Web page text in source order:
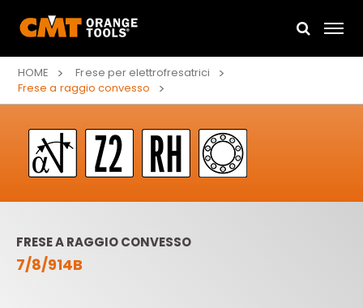
HOME
Frese per elettrofresatrici
Frese a raggio convesso
FRESE A RAGGIO CONVESSO
7/8/914B